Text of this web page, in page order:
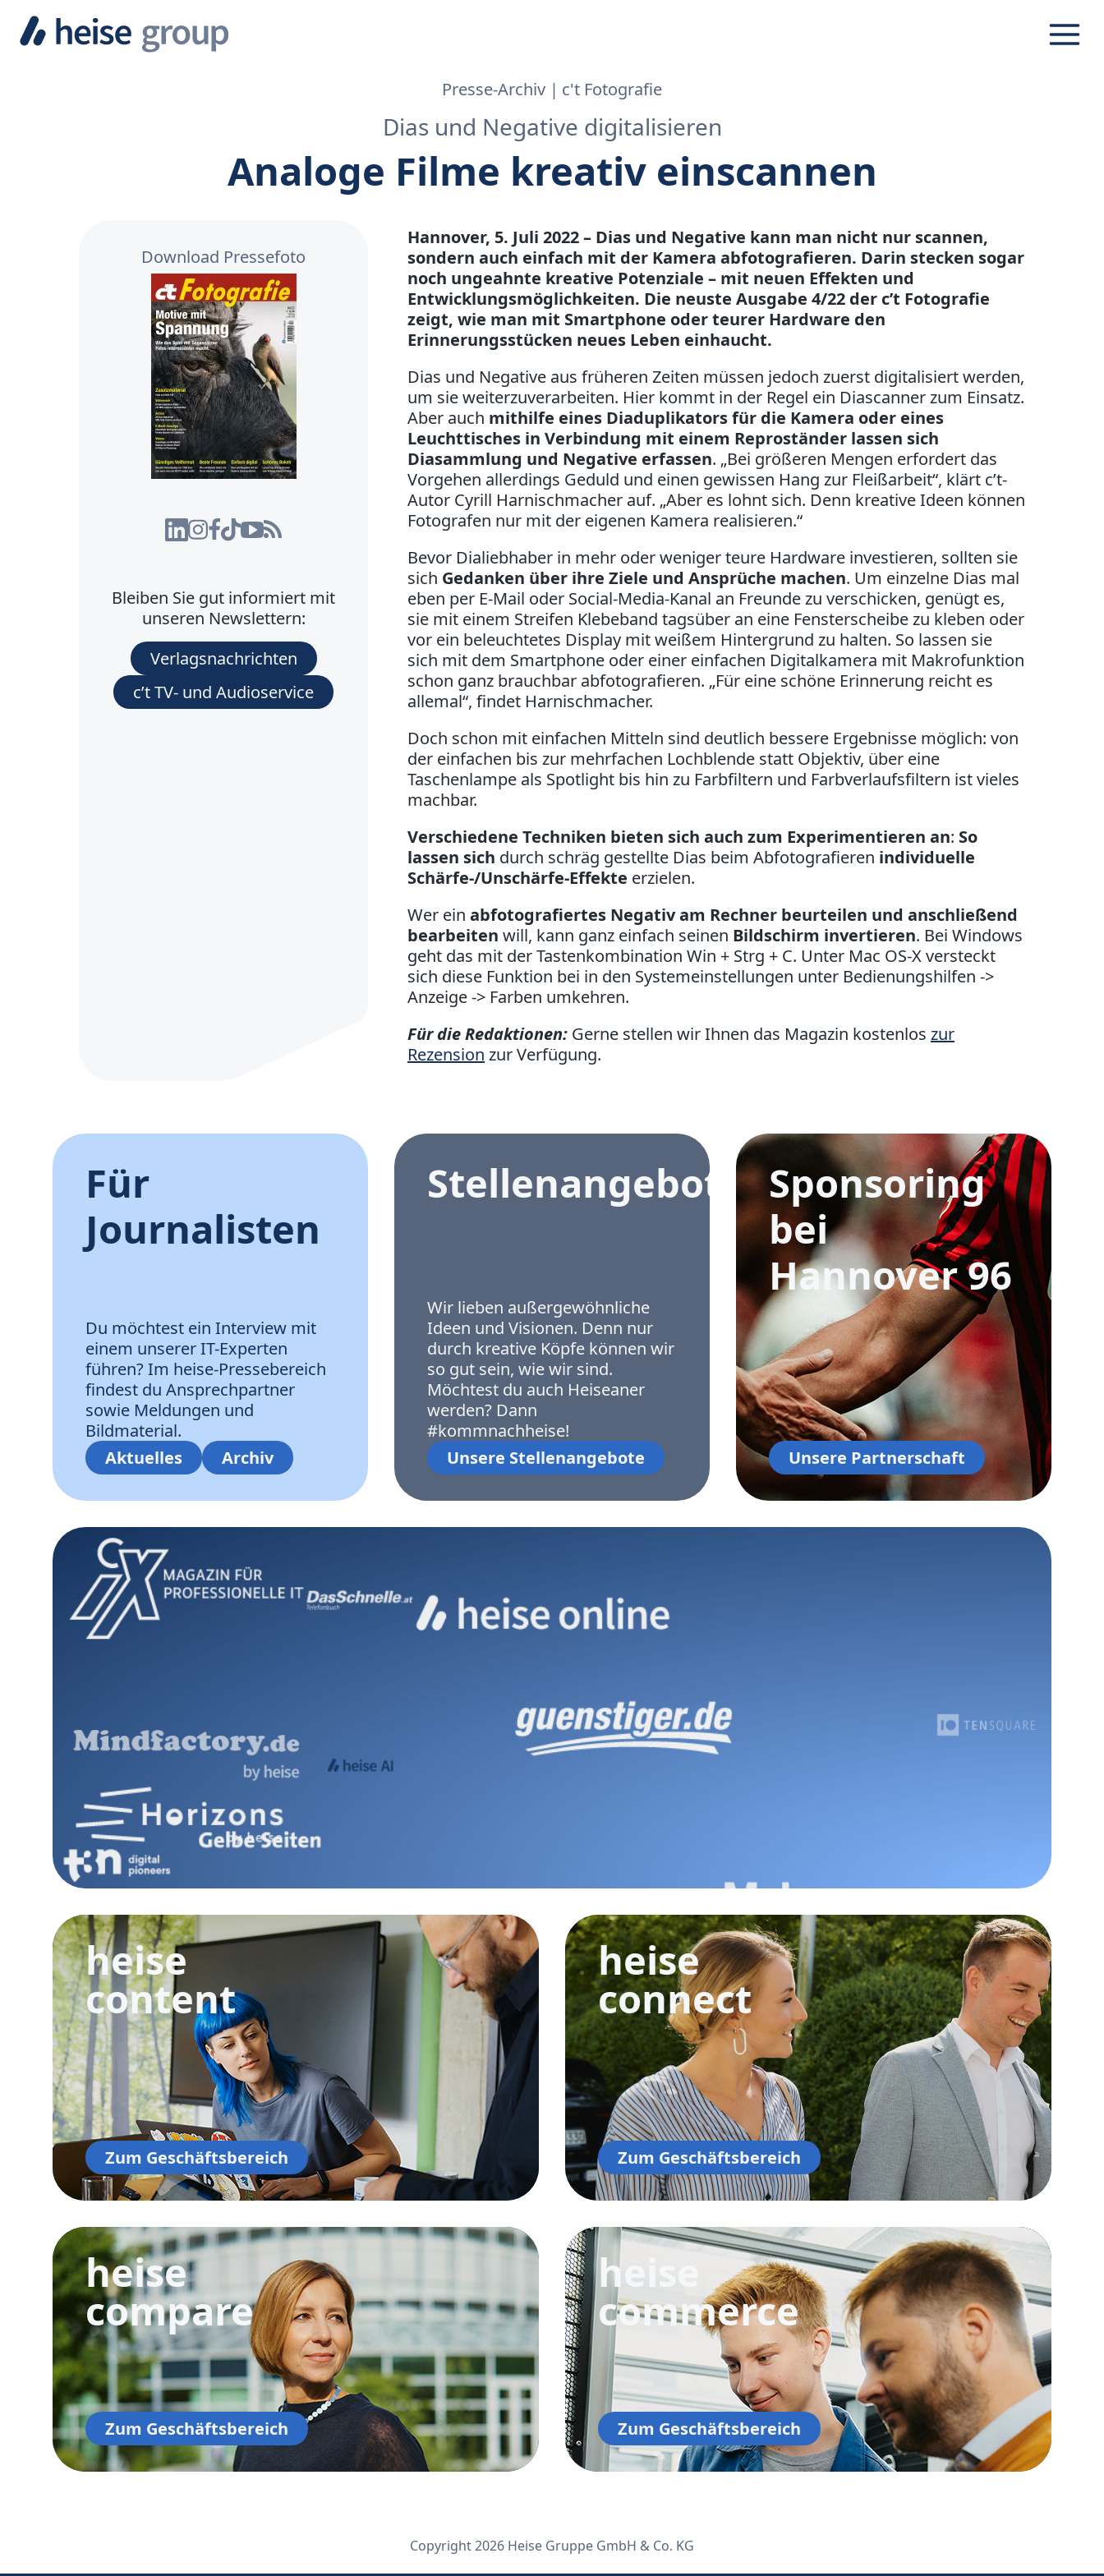
Presse-Archiv c't Fotografie
Dias und Negative digitalisieren
Analoge Filme kreativ einscannen
Hannover, 5. Juli 2022 – Dias und Negative kann man nicht nur scannen,
sondern auch einfach mit der Kamera abfotografieren. Darin stecken sogar
noch ungeahnte kreative Potenziale – mit neuen Effekten und
Entwicklungsmöglichkeiten. Die neuste Ausgabe 4/22 der c’t Fotografie
zeigt, wie man mit Smartphone oder teurer Hardware den
Erinnerungsstücken neues Leben einhaucht.
Dias und Negative aus früheren Zeiten müssen jedoch zuerst digitalisiert werden,
um sie weiterzuverarbeiten. Hier kommt in der Regel ein Diascanner zum Einsatz.
Aber auch mithilfe eines Diaduplikators für die Kamera oder eines
Leuchttisches in Verbindung mit einem Reproständer lassen sich
Diasammlung und Negative erfassen. „Bei größeren Mengen erfordert das
Vorgehen allerdings Geduld und einen gewissen Hang zur Fleißarbeit“, klärt c’t-
Autor Cyrill Harnischmacher auf. „Aber es lohnt sich. Denn kreative Ideen können
Fotografen nur mit der eigenen Kamera realisieren.“
Bevor Dialiebhaber in mehr oder weniger teure Hardware investieren, sollten sie
sich Gedanken über ihre Ziele und Ansprüche machen. Um einzelne Dias mal
eben per E-Mail oder Social-Media-Kanal an Freunde zu verschicken, genügt es,
sie mit einem Streifen Klebeband tagsüber an eine Fensterscheibe zu kleben oder
vor ein beleuchtetes Display mit weißem Hintergrund zu halten. So lassen sie
sich mit dem Smartphone oder einer einfachen Digitalkamera mit Makrofunktion
schon ganz brauchbar abfotografieren. „Für eine schöne Erinnerung reicht es
allemal“, findet Harnischmacher.
Doch schon mit einfachen Mitteln sind deutlich bessere Ergebnisse möglich: von
der einfachen bis zur mehrfachen Lochblende statt Objektiv, über eine
Taschenlampe als Spotlight bis hin zu Farbfiltern und Farbverlaufsfiltern ist vieles
machbar.
Verschiedene Techniken bieten sich auch zum Experimentieren an: So
lassen sich durch schräg gestellte Dias beim Abfotografieren individuelle
Schärfe-/Unschärfe-Effekte erzielen.
Wer ein abfotografiertes Negativ am Rechner beurteilen und anschließend
bearbeiten will, kann ganz einfach seinen Bildschirm invertieren. Bei Windows
geht das mit der Tastenkombination Win + Strg + C. Unter Mac OS-X versteckt
sich diese Funktion bei in den Systemeinstellungen unter Bedienungshilfen ->
Anzeige -> Farben umkehren.
Für die Redaktionen: Gerne stellen wir Ihnen das Magazin kostenlos zur
Rezension zur Verfügung.
Download Pressefoto
Bleiben Sie gut informiert mit
unseren Newslettern:
Verlagsnachrichten
c’t TV- und Audioservice
Für
Journalisten
Du möchtest ein Interview mit
einem unserer IT-Experten
führen? Im heise-Pressebereich
findest du Ansprechpartner
sowie Meldungen und
Bildmaterial.
Aktuelles
Archiv
Stellenangebote
Wir lieben außergewöhnliche
Ideen und Visionen. Denn nur
durch kreative Köpfe können wir
so gut sein, wie wir sind.
Möchtest du auch Heiseaner
werden? Dann
#kommnachheise!
Unsere Stellenangebote
Sponsoring
bei
Hannover 96
Unsere Partnerschaft
heise
content
Zum Geschäftsbereich
heise
connect
Zum Geschäftsbereich
heise
compare
Zum Geschäftsbereich
heise
commerce
Zum Geschäftsbereich
Copyright 2026 Heise Gruppe GmbH & Co. KG